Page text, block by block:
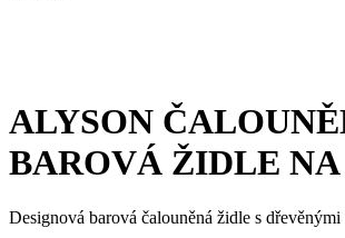
ALYSON
BAROVÁ ŽIDLE
Designová barová čalouněná židle s dřevěnými